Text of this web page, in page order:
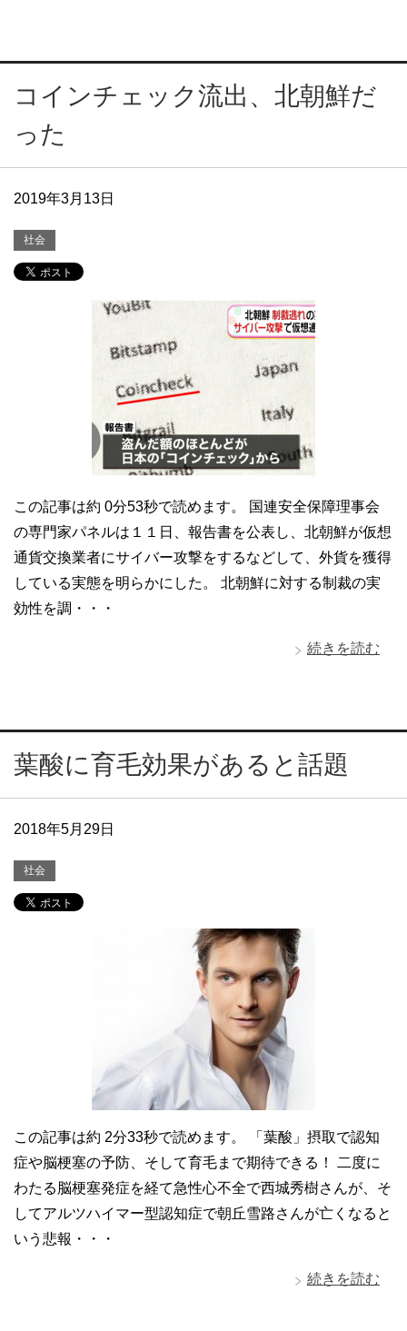
コインチェック流出、北朝鮮だ
った
2019年3月13日
社会
この記事は約 0分53秒で読めます。 国連安全保障理事会
の専門家パネルは１１日、報告書を公表し、北朝鮮が仮想
通貨交換業者にサイバー攻撃をするなどして、外貨を獲得
している実態を明らかにした。 北朝鮮に対する制裁の実
効性を調・・・
続きを読む
葉酸に育毛効果があると話題
2018年5月29日
社会
この記事は約 2分33秒で読めます。 「葉酸」摂取で認知
症や脳梗塞の予防、そして育毛まで期待できる！ 二度に
わたる脳梗塞発症を経て急性心不全で西城秀樹さんが、そ
してアルツハイマー型認知症で朝丘雪路さんが亡くなると
いう悲報・・・
続きを読む